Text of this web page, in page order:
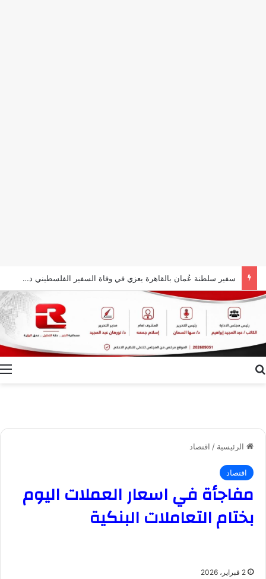
سفير سلطنة عُمان بالقاهرة يعزي في وفاة السفير الفلسطيني دياب اللوح
الرئيسية / اقتصاد
اقتصاد
مفاجأة في اسعار العملات اليوم
بختام التعاملات البنكية
2 فبراير، 2026